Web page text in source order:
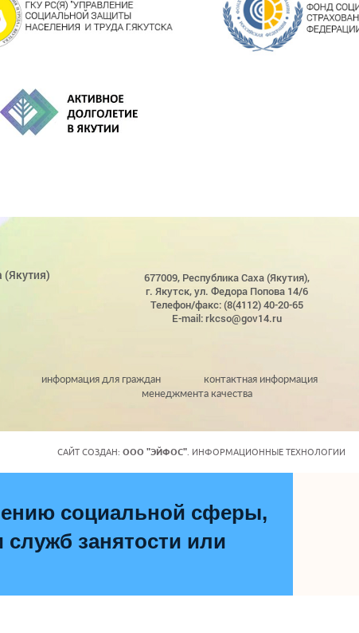
(Якутия)
677009, Республика Саха (Якутия),
г. Якутск, ул. Федора Попова 14/6
Телефон/факс: (8(4112) 40-20-65
E-mail: rkcso@gov14.ru
информация для граждан контактная информация
менеджмента качества
САЙТ СОЗДАН: ООО "ЭЙФОС" . ИНФОРМАЦИОННЫЕ ТЕХНОЛОГИИ
социальной сферы,
занятости или